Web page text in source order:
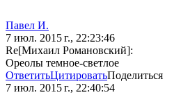
Павел И.
7 июл. 2015 г., 22:23:46
Re[Михаил Романовский]:
Ореолы темное-светлое
ОтветитьЦитироватьПоделиться
7 июл. 2015 г., 22:40:54